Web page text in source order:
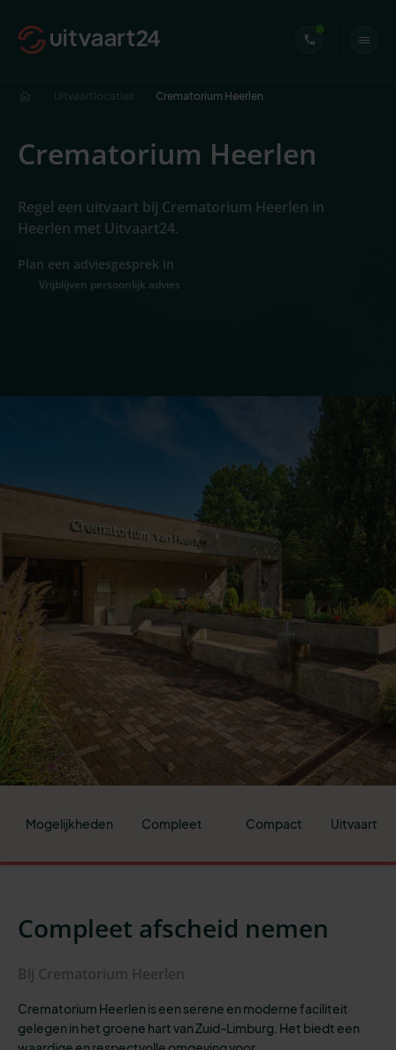
Uitvaartlocaties Crematorium Heerlen
Crematorium Heerlen
Regel een uitvaart bij Crematorium Heerlen in
Heerlen met Uitvaart24.
Plan een adviesgesprek in
Vrijblijven persoonlijk advies
Mogelijkheden Compleet Compact
Compleet afscheid nemen
Bij Crematorium Heerlen
Crematorium Heerlen is een serene en moderne faciliteit
gelegen in het groene hart van Zuid-Limburg. Het biedt een